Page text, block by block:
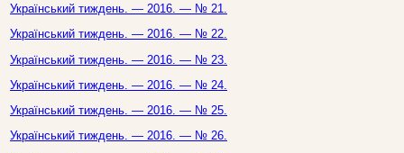
Український тиждень. — 2016. — № 21.
Український тиждень. — 2016. — № 22.
Український тиждень. — 2016. — № 23.
Український тиждень. — 2016. — № 24.
Український тиждень. — 2016. — № 25.
Український тиждень. — 2016. — № 26.